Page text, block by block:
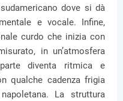
dove si dà
e vocale. Infine,
curdo che inizia con
in un’atmosfera
diventa ritmica e
qualche cadenza frigia
La struttura